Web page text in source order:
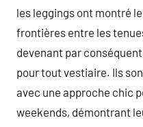
les leggings ont montré
frontières entre les
devenant par
pour tout vestiaire. Ils
avec une approche chic
weekends, démontrant